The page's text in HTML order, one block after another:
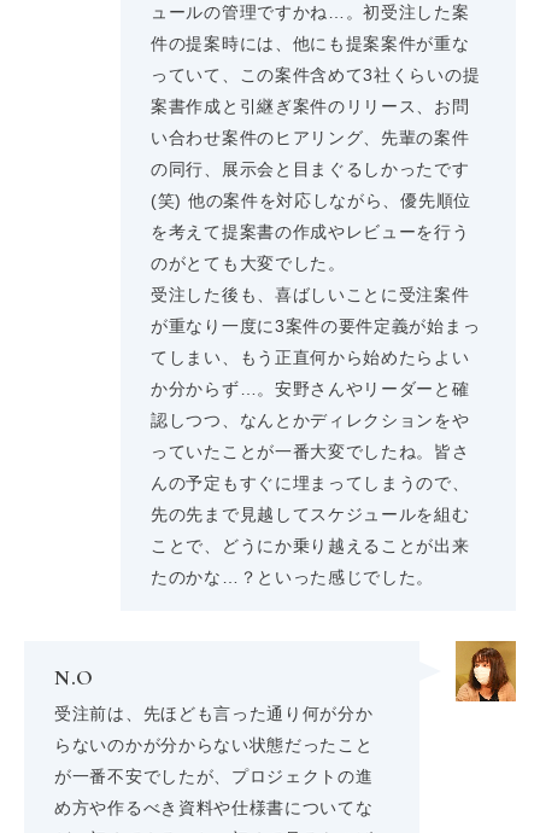
ュールの管理ですかね…。初受注した案
件の提案時には、他にも提案案件が重な
っていて、この案件含めて3社くらいの提
案書作成と引継ぎ案件のリリース、お問
い合わせ案件のヒアリング、先輩の案件
の同行、展示会と目まぐるしかったです
(笑) 他の案件を対応しながら、優先順位
を考えて提案書の作成やレビューを行う
のがとても大変でした。
受注した後も、喜ばしいことに受注案件
が重なり一度に3案件の要件定義が始まっ
てしまい、もう正直何から始めたらよい
か分からず…。安野さんやリーダーと確
認しつつ、なんとかディレクションをや
っていたことが一番大変でしたね。皆さ
んの予定もすぐに埋まってしまうので、
先の先まで見越してスケジュールを組む
ことで、どうにか乗り越えることが出来
たのかな…？といった感じでした。
N.O
受注前は、先ほども言った通り何が分か
らないのかが分からない状態だったこと
が一番不安でしたが、プロジェクトの進
め方や作るべき資料や仕様書についてな